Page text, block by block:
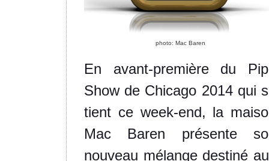
photo: Mac Baren
En avant-première du
Show de Chicago 2014 qui
tient ce week-end, la
Mac Baren présente
nouveau mélange destiné